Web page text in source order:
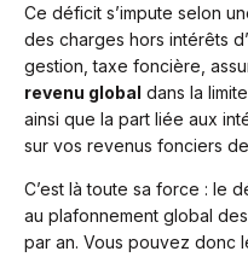
Ce déficit s’impute selon
des charges hors intérêts
gestion, taxe foncière,
revenu global dans la
ainsi que la part liée aux
sur vos revenus fonciers
C’est là toute sa force : le
au plafonnement global
par an. Vous pouvez donc